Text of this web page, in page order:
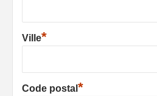
Ville*
Code postal *